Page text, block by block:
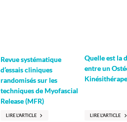
Revue systématique
d’essais cliniques
randomisés sur les
techniques de Myofascial
Release (MFR)
LIRE L'ARTICLE
Quelle est la
entre un
LIRE L'ARTICLE